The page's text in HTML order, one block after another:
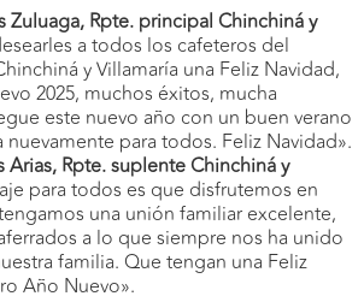
Zuluaga, Rpte. principal Chinchiná y
a todos los cafeteros del
y Villamaría una Feliz Navidad,
2025, muchos éxitos, mucha
este nuevo año con un buen verano
nuevamente para todos. Feliz Navidad».
Arias, Rpte. suplente Chinchiná y
para todos es que disfrutemos en
una unión familiar excelente,
a lo que siempre nos ha unido
familia. Que tengan una Feliz
Año Nuevo».